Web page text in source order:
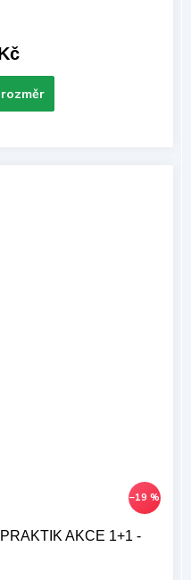
–19 %
AKCE 1+1 -